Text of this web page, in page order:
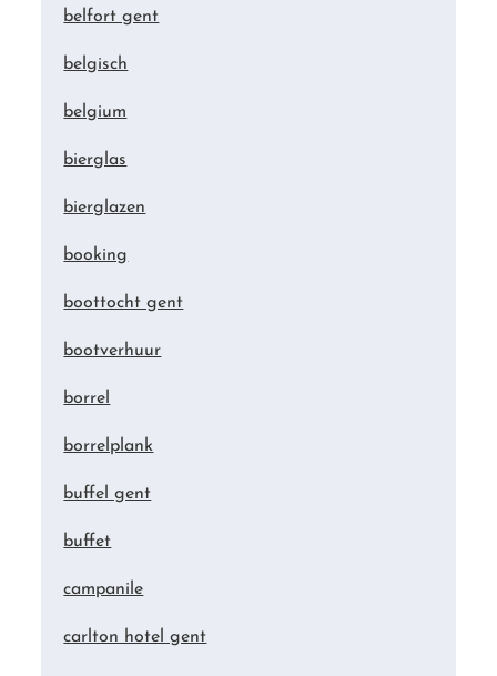
belfort gent
belgisch
belgium
bierglas
bierglazen
booking
boottocht gent
bootverhuur
borrel
borrelplank
buffel gent
buffet
campanile
carlton hotel gent